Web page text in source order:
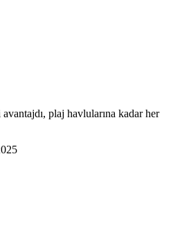
plaj havlularına kadar her